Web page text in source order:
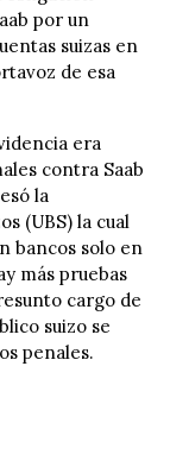
por un
suizas en
de esa
era
contra Saab
la
(UBS) la cual
bancos solo en
más pruebas
cargo de
suizo se
penales.